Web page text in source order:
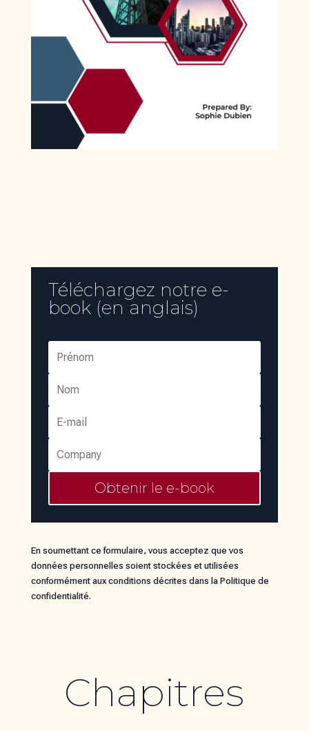
Téléchargez notre e-
book (en anglais)
Obtenir le e-book
En soumettant ce formulaire, vous acceptez que vos
données personnelles soient stockées et utilisées
conformément aux conditions décrites dans la Politique de
confidentialité.
Chapitres